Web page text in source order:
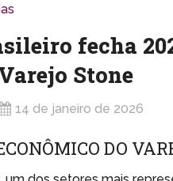
fecha
Stone
14 de janeiro de 2026
DO